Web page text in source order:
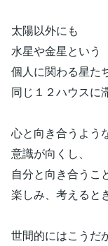
太陽以外にも
水星や金星という
個人に関わる星た
同じ１２ハウスに
心と向き合うよう
意識が向くし、
自分と向き合うこ
楽しみ、考えると
世間的にはこうだ